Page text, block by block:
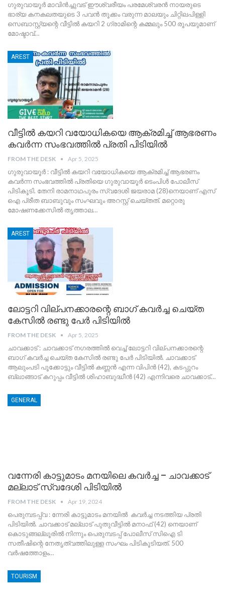
ഗുരുവായൂർ മാവിന്‍ച്ചുവട് ഈശ്വരീയം പരമേശ്വരന്‍ നായരുടെ
ഭാര്യ കനകലതയുടെ 3 പവന്‍ തൂക്കം വരുന്ന മാലയും ചിറ്റിലപിള്ളി
സെബാസ്റ്റ്യന്റെ വീട്ടില്‍ കയറി 2 ഗ്രാമിന്റെ കമ്മലും 500 രൂപയുമാണ്
മോഷ്ടാവ്…
AREST
വീട്ടിൽ കയറി വയോധികയെ ആക്രമിച്ച് ആഭരണം
കവർന്ന സംഭവത്തിൽ പ്രതി പിടിയിൽ
FROM THE DESK Apr 5, 2025
ഗുരുവായൂർ : വീട്ടിൽ കയറി വയോധികയെ ആക്രമിച്ച് ആഭരണം
കവർന്ന സംഭവത്തിൽ പ്രതിയെ ഗുരുവായൂർ ടെംപിൾ പോലീസ്
പിടികൂടി. തേനി രാമനാഥപുരം സ്വദേശി ജയരാമ (28)നെയാണ് എസ്
ഐ പ്രീത ബാബുവും സംഘവും അറസ്റ്റ് ചെയ്തത്. മറ്റൊരു
മോഷണക്കേസിൽ തൃത്താല…
AREST
ലോട്ടറി വില്പനക്കാരന്റെ ബാഗ് കവർച്ച ചെയ്ത
കേസിൽ രണ്ടു പേർ പിടിയിൽ
FROM THE DESK Apr 5, 2025
ചാവക്കാട് : ചാവക്കാട് നഗരത്തിൽ വെച്ച് ലോട്ടറി വില്പനക്കാരന്റെ
ബാഗ് കവർച്ച ചെയ്ത കേസിൽ രണ്ടു പേർ പിടിയിൽ. ചാവക്കാട്
ആലുംപടി പൂക്കോട്ടും വീട്ടിൽ കണ്ണൻ എന്ന വിപിൻ (42), കടപ്പുറം
ബ്ലാങ്ങാട് കറുപ്പം വീട്ടിൽ ശിഹാബുദ്ധീൻ (42) എന്നിവരെ ചാവക്കാട്…
GENERAL
വന്നേരി കാട്ടുമാടം മനയിലെ കവര്‍ച്ച – ചാവക്കാട്
മല്ലാട് സ്വദേശി പിടിയിൽ
FROM THE DESK Apr 19, 2024
പെരുമ്പടപ്പ്വ : ന്നേരി കാട്ടുമാടം മനയില്‍ കവര്‍ച്ച നടത്തിയ പ്രതി
പിടിയിൽ. ചാവക്കാട് മല്ലാട് പുതുവീട്ടിൽ മനാഫ് (42) നെയാണ്
കൊടുങ്ങല്ലൂരിൽ നിന്നും പെരുമ്പടപ്പ് പോലീസ് സിഐ ടി
സതീഷിന്റെ നേതൃത്വത്തിലുള്ള സംഘം പിടികൂടിയത്. 500
വര്‍ഷത്തോളം…
TOURISM